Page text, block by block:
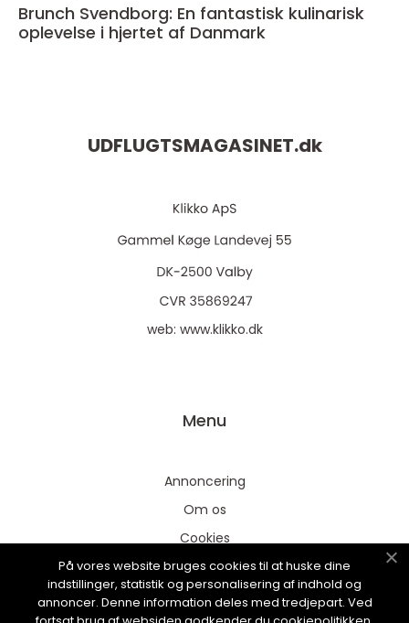
Brunch Svendborg: En fantastisk kulinarisk
oplevelse i hjertet af Danmark
UDFLUGTSMAGASINET.dk
web: www.klikko.dk
Menu
Annoncering
Om os
Cookies
Kontakt os
Sitemap
På vores website bruges cookies til at huske dine
indstillinger, statistik og personalisering af indhold og
annoncer. Denne information deles med tredjepart. Ved